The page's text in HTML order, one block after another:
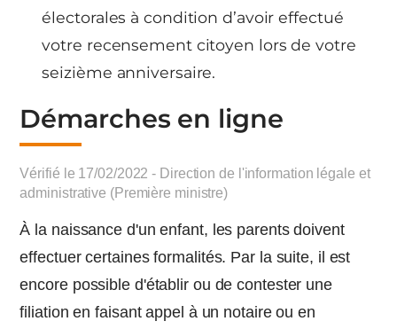
électorales à condition d’avoir effectué
votre recensement citoyen lors de votre
seizième anniversaire.
Démarches en ligne
Vérifié le 17/02/2022 - Direction de l'information légale et
administrative (Première ministre)
À la naissance d'un enfant, les parents doivent
effectuer certaines formalités. Par la suite, il est
encore possible d'établir ou de contester une
filiation en faisant appel à un notaire ou en